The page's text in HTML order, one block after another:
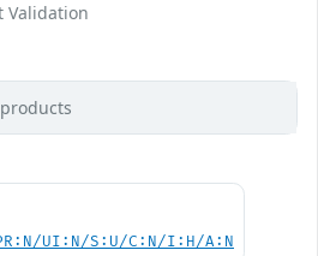
UI:N/S:U/C:N/I:H/A:N